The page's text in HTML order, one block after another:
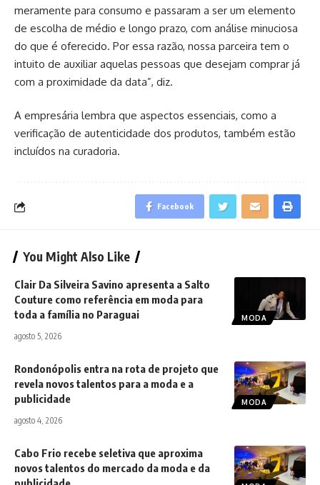
meramente para consumo e passaram a ser um elemento
de escolha de médio e longo prazo, com análise minuciosa
do que é oferecido. Por essa razão, nossa parceira tem o
intuito de auxiliar aquelas pessoas que desejam comprar já
com a proximidade da data”, diz.
A empresária lembra que aspectos essenciais, como a
verificação de autenticidade dos produtos, também estão
incluídos na curadoria.
Facebook
You Might Also Like
MODA
Clair Da Silveira Savino apresenta a Salto
Couture como referência em moda para
toda a família no Paraguai
agosto 5, 2026
MODA
Rondonópolis entra na rota de projeto que
revela novos talentos para a moda e a
publicidade
agosto 4, 2026
Cabo Frio recebe seletiva que aproxima
novos talentos do mercado da moda e da